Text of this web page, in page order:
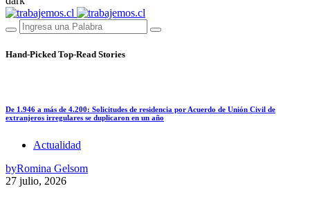
Hand-Picked Top-Read Stories
De 1.946 a más de 4.200: Solicitudes de residencia por Acuerdo de Unión Civil de
extranjeros irregulares se duplicaron en un año
Actualidad
byRomina Gelsom
27 julio, 2026